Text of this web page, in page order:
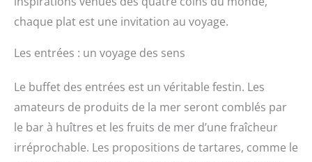
chaque plat est une invitation au voyage.
Les entrées : un voyage des sens
Le buffet des entrées est un véritable festin. Les
amateurs de produits de la mer seront comblés par
le bar à huîtres et les fruits de mer d’une fraîcheur
irréprochable. Les propositions de tartares, comme le